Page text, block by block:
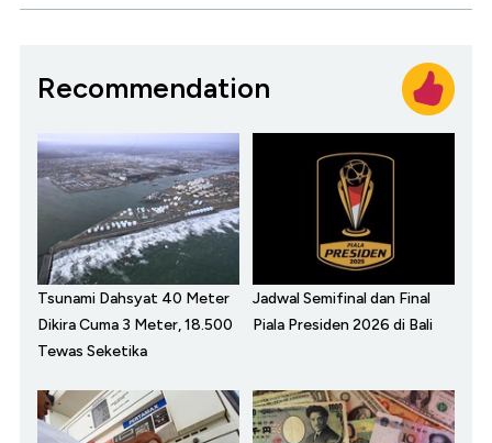
Recommendation
Tsunami Dahsyat 40 Meter
Dikira Cuma 3 Meter, 18.500
Tewas Seketika
Jadwal Semifinal dan Final
Piala Presiden 2026 di Bali